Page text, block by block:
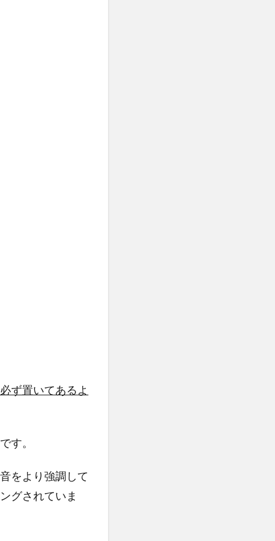
ず置いてあるよ
す。
をより強調して
グされていま